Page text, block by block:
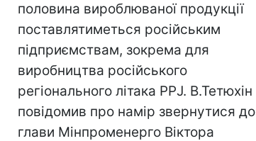
половина вироблюваної продукції
поставлятиметься російським
підприємствам, зокрема для
виробництва російського
регіонального літака РРJ. В.Тетюхін
повідомив про намір звернутися до
глави Мінпроменерго Віктора